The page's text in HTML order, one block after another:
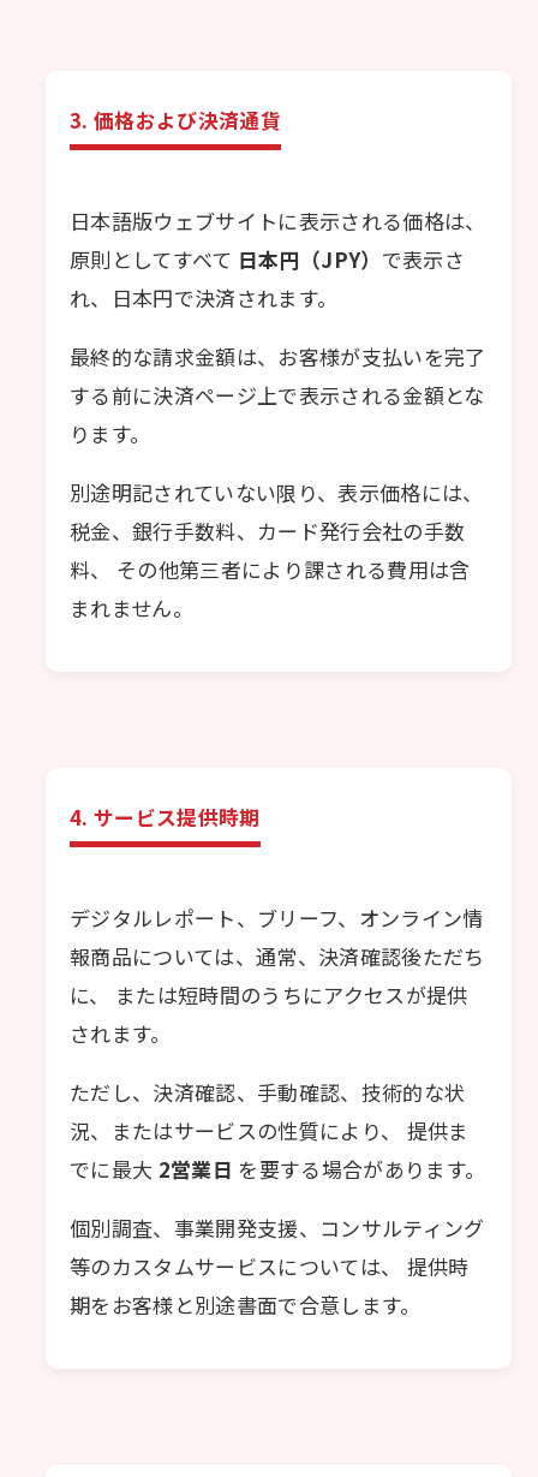
3. 価格および決済通貨
日本語版ウェブサイトに表示される価格は、
原則としてすべて 日本円（JPY） で表示さ
れ、日本円で決済されます。
最終的な請求金額は、お客様が支払いを完了
する前に決済ページ上で表示される金額とな
ります。
別途明記されていない限り、表示価格には、
税金、銀行手数料、カード発行会社の手数
料、 その他第三者により課される費用は含
まれません。
4. サービス提供時期
デジタルレポート、ブリーフ、オンライン情
報商品については、通常、決済確認後ただち
に、 または短時間のうちにアクセスが提供
されます。
ただし、決済確認、手動確認、技術的な状
況、またはサービスの性質により、 提供ま
でに最大 2営業日 を要する場合があります。
個別調査、事業開発支援、コンサルティング
等のカスタムサービスについては、 提供時
期をお客様と別途書面で合意します。